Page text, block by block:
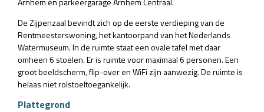
De Zijpenzaal bevindt zich op de eerste verdieping van de
Rentmeesterswoning, het kantoorpand van het Nederlands
Watermuseum. In de ruimte staat een ovale tafel met daar
omheen 6 stoelen. Er is ruimte voor maximaal 6 personen. Een
groot beeldscherm, flip-over en WiFi zijn aanwezig. De ruimte is
helaas niet rolstoeltoegankelijk.
Plattegrond